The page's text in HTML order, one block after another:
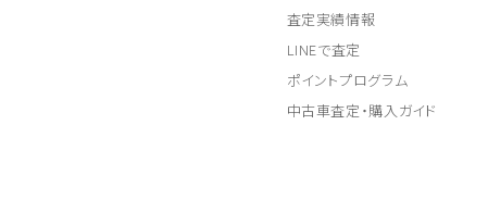
査定実績情報
LINEで査定
ポイントプログラム
中古車査定・購入ガイド